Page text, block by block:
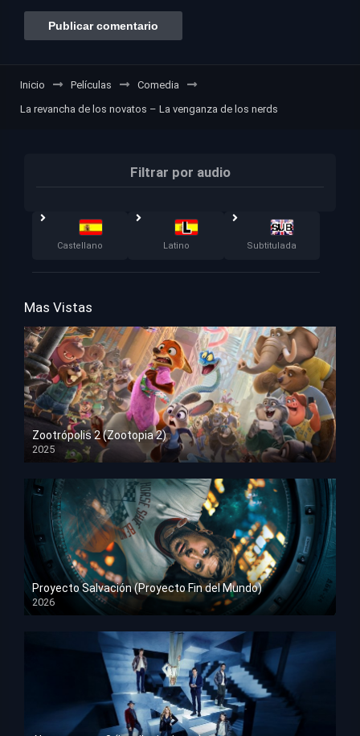
Inicio Películas
Comedia
La revancha de los novatos – La venganza de los nerds
Filtrar por audio
Castellano Latino Subtitulada
Mas Vistas
Zootrópolis 2 (Zootopia 2)
2025
HD 1080p
Proyecto Salvación (Proyecto Fin del Mundo)
2026
HD 1080p